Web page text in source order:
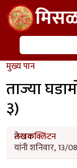
Skip to main content
शोध
मुख्य पान
ताज्या
३)
लेखकक्लिंटन
यांनी शनिवार, 13/